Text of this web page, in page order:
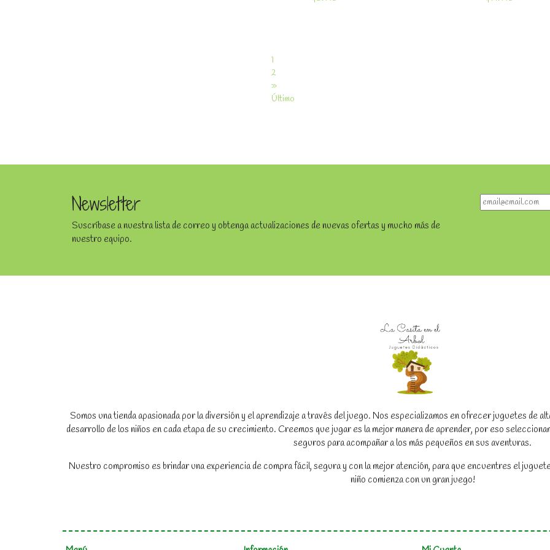
1
2
»
Último
Newsletter
Suscríbase a nuestra lista de correo y obtenga actualizaciones de nuevas ofertas y mucho más de
nuestro equipo.
Somos una tienda apasionada por la diversión y el aprendizaje a través del juego. Nos especializamos en ofrecer juguetes de
desarrollo de los niños en cada etapa de su crecimiento. Creemos que jugar es la mejor manera de aprender, por eso
seguros para acompañar a los más pequeños en sus aventuras.
Nuestro compromiso es brindar una experiencia de compra fácil, segura y con la mejor atención, para que encuentres el
niño comienza con un gran juego!